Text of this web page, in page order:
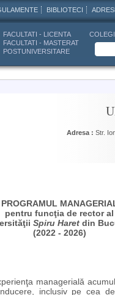
BIBLIOTECI
FACULTATI - LICENTA
FACULTATI - MASTERAT
POSTUNIVERSITARE
Adresa : Str.
PROGRAMUL
pentru funcţia de rector al
Spiru Haret din
(2022 - 2026)
managerială
inclusiv pe cea